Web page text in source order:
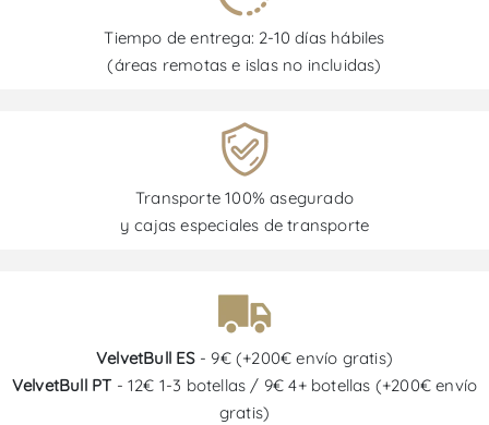
Tiempo de entrega: 2-10 días hábiles
(áreas remotas e islas no incluidas)
Transporte 100% asegurado
y cajas especiales de transporte
VelvetBull ES- 9€ (+200€ envío gratis)
VelvetBull PT - 12€ 1-3 botellas / 9€ 4+ botellas (+200€ envío
gratis)